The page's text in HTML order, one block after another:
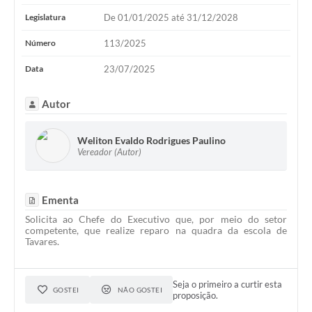
Legislatura De 01/01/2025 até 31/12/2028
Número 113/2025
Data 23/07/2025
Autor
Weliton Evaldo Rodrigues Paulino
Vereador (Autor)
Ementa
Solicita ao Chefe do Executivo que, por meio do setor
competente, que realize reparo na quadra da escola de
Tavares.
GOSTEI NÃO GOSTEI
Seja o primeiro a curtir esta
proposição.